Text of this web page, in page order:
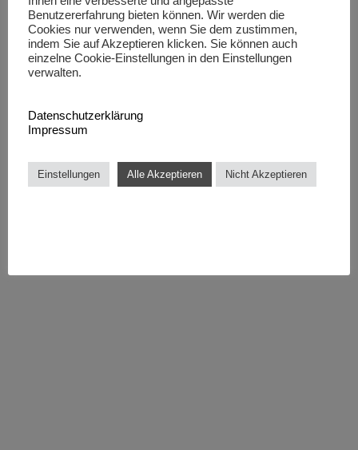
Chalet Badezimmer
Benutzererfahrung bieten können. Wir werden die
Cookies nur verwenden, wenn Sie dem zustimmen,
indem Sie auf Akzeptieren klicken. Sie können auch
einzelne Cookie-Einstellungen in den Einstellungen
verwalten.
Datenschutzerklärung
Impressum
Einstellungen Alle Akzeptieren Nicht Akzeptieren